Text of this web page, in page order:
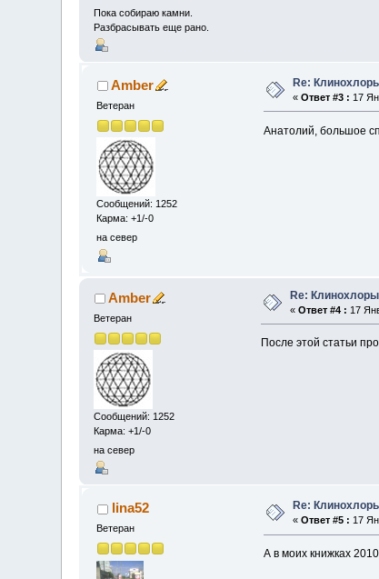
Пока собираю камни.
Разбрасывать еще рано.
Amber
Ветеран
Сообщений: 1252
Карма: +1/-0
на север
Re:
«Ответ #3 : 17
Анатолий, большое
Amber
Ветеран
Сообщений: 1252
Карма: +1/-0
на север
Re:
«Ответ #4 : 17
После этой статьи
lina52
Ветеран
Re:
«Ответ #5 : 17
А в моих книжках